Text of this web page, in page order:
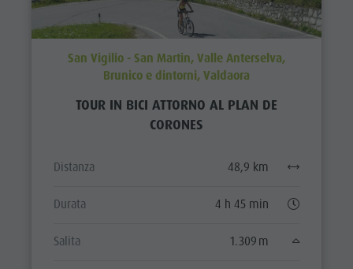
San Vigilio - San Martin, Valle Anterselva,
Brunico e dintorni, Valdaora
TOUR IN BICI ATTORNO AL PLAN DE
CORONES
Distanza 48,9 km
Durata 4 h 45 min
Salita 1.309 m